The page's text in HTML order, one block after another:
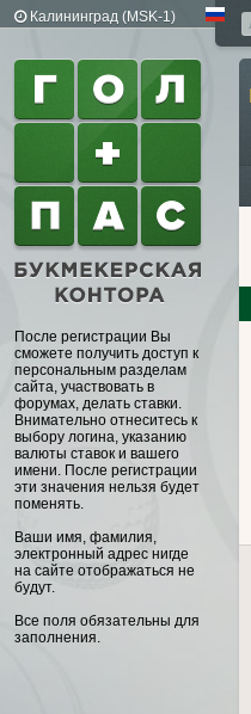
Калининград (MSK-1)
После регистрации Вы
сможете получить доступ к
персональным разделам
сайта, участвовать в
форумах, делать ставки.
Внимательно отнеситесь к
выбору логина, указанию
валюты ставок и вашего
имени. После регистрации
эти значения нельзя будет
поменять.
Ваши имя, фамилия,
электронный адрес нигде
на сайте отображаться не
будут.
Все поля обязательны для
заполнения.